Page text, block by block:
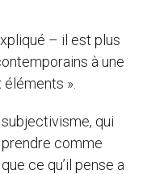
– il est plus
à une
».
qui
comme
ce qu’il pense a